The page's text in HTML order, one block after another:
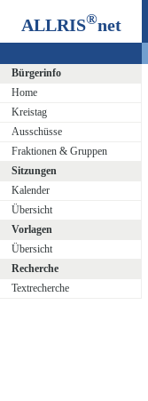
ALLRIS®net
Bürgerinfo
Home
Kreistag
Ausschüsse
Fraktionen & Gruppen
Sitzungen
Kalender
Übersicht
Vorlagen
Übersicht
Recherche
Textrecherche